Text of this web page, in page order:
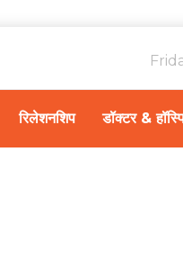
रिलेशनशिप डॉक्टर &